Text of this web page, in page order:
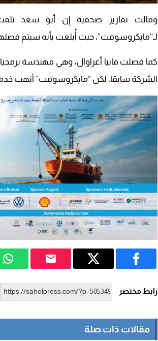
وقالت تقارير صحفية إن أبو سعد
لـ”مايكروسوفت”، حيث أُبلغت بأنه سيتم
كما فصلت فانيا أغراوال، وهي مهندسة
الشركة سابقا، لكن “مايكروسوفت” أنهت
رابط مختصر
مقالات ذات صلة